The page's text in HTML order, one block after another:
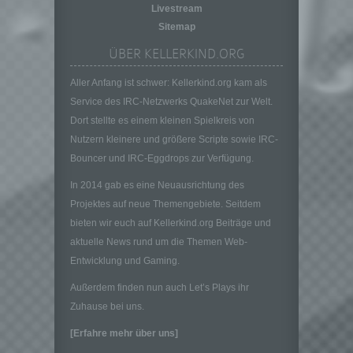
Livestream
Sitemap
ÜBER KELLERKIND.ORG
Aller Anfang ist schwer: Kellerkind.org kam als
Service des IRC-Netzwerks QuakeNet zur Welt.
Dort stellte es einem kleinen Spielkreis von
Nutzern kleinere und größere Scripte sowie IRC-
Bouncer und IRC-Eggdrops zur Verfügung.
In 2014 gab es eine Neuausrichtung des
Projektes auf neue Themengebiete. Seitdem
bieten wir euch auf Kellerkind.org Beiträge und
aktuelle News rund um die Themen Web-
Entwicklung und Gaming.
Außerdem finden nun auch Let’s Plays ihr
Zuhause bei uns.
[Erfahre mehr über uns]
juristische Person, Behörde, Einrichtung
oder andere Stelle, die allein oder
und Mittel der Verarbeitung von
Sind die Zwecke und Mittel dieser
Verarbeitung durch das Unionsrecht oder
das Recht der Mitgliedstaaten vorgegeben,
so kann der Verantwortliche
Kriterien seiner Benennung nach dem
Unionsrecht oder dem Recht der
Mitgliedstaaten vorgesehen werden.
h) Auftragsverarbeiter
Auftragsverarbeiter ist eine natürliche oder
juristische Person, Behörde, Einrichtung
Daten im Auftrag des Verantwortlichen
verarbeitet.
i) Empfänger